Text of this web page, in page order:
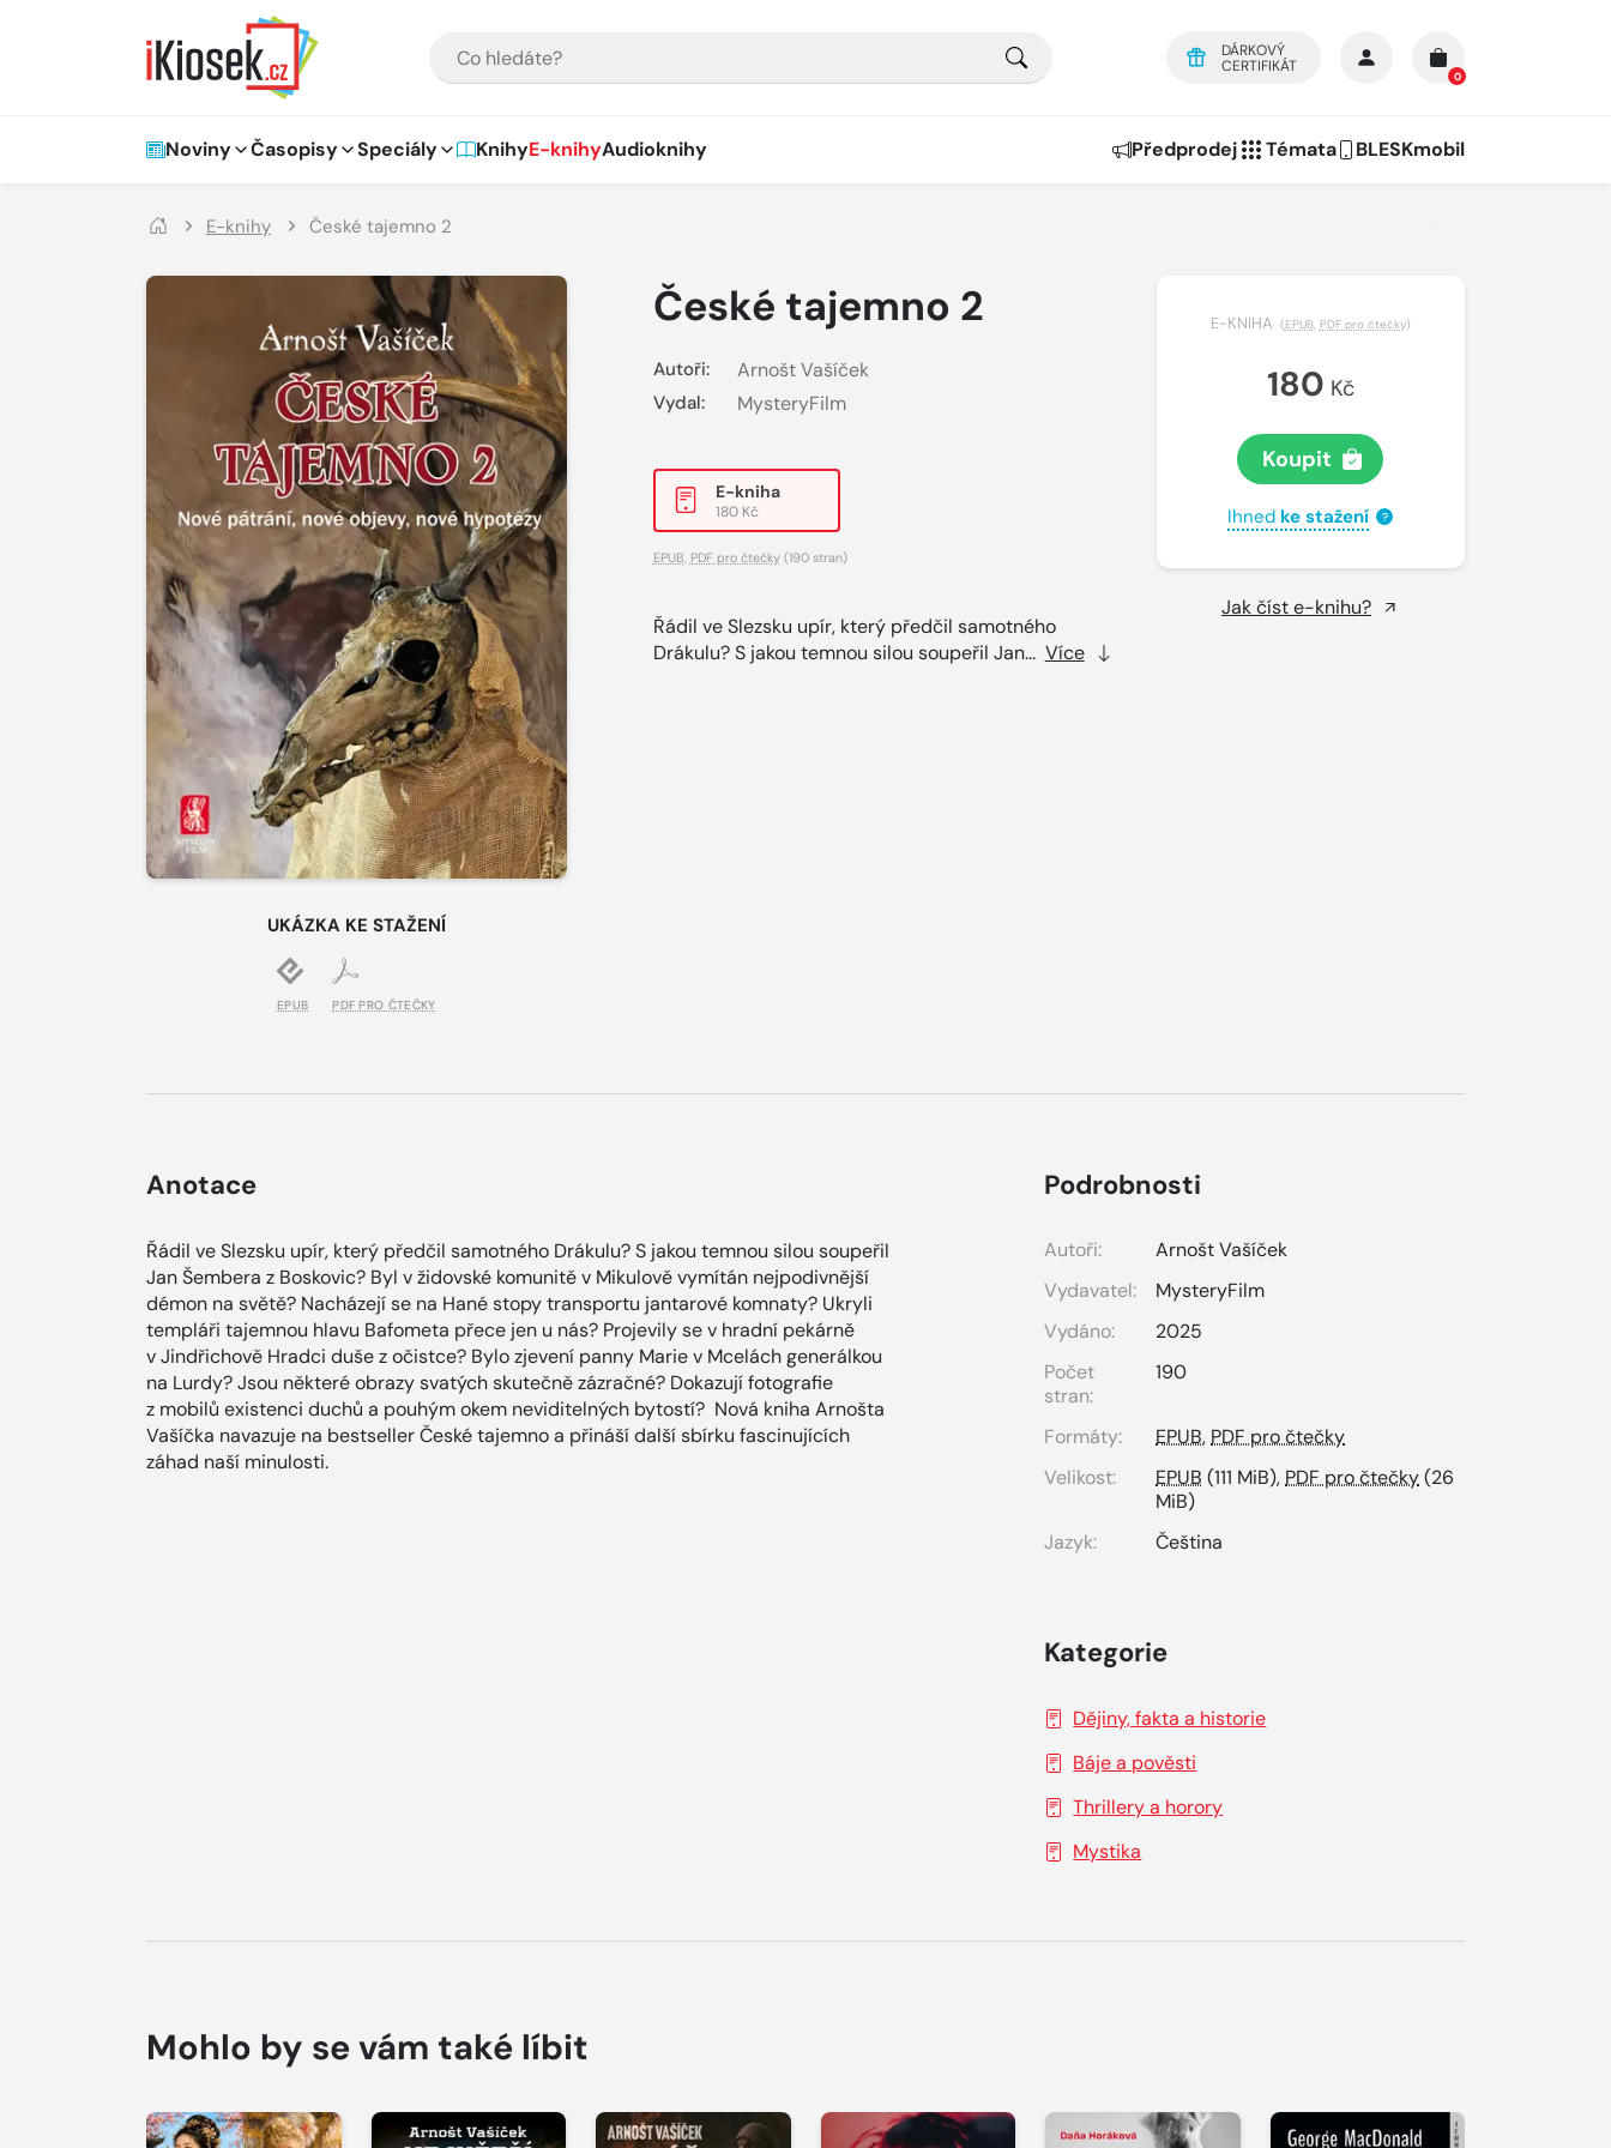
DÁRKOVÝ
CERTIFIKÁT
0
Hlavní navigace
Noviny Časopisy Speciály KnihyE-knihyAudioknihy Předprodej Témata BLESKmobil
E-knihy České tajemno 2
UKÁZKA KE STAŽENÍ
EPUB PDF PRO ČTEČKY
České tajemno 2
Autoři: Arnošt Vašíček
Vydal: MysteryFilm
E-kniha
180 Kč
EPUB PDF pro čtečky(190 stran)
Řádil ve Slezsku upír, který předčil samotného
Drákulu? S jakou temnou silou soupeřil Jan... Více
E-KNIHA (EPUB, PDF pro čtečky)
180 Kč
Koupit
Ihned ke stažení ?
Jak číst e-knihu?
Anotace
Řádil ve Slezsku upír, který předčil samotného Drákulu? S jakou temnou silou soupeřil
Jan Šembera z Boskovic? Byl v židovské komunitě v Mikulově vymítán nejpodivnější
démon na světě? Nacházejí se na Hané stopy transportu jantarové komnaty? Ukryli
templáři tajemnou hlavu Bafometa přece jen u nás? Projevily se v hradní pekárně
v Jindřichově Hradci duše z očistce? Bylo zjevení panny Marie v Mcelách generálkou
na Lurdy? Jsou některé obrazy svatých skutečně zázračné? Dokazují fotografie
z mobilů existenci duchů a pouhým okem neviditelných bytostí? Nová kniha Arnošta
Vašíčka navazuje na bestseller České tajemno a přináší další sbírku fascinujících
záhad naší minulosti.
Podrobnosti
Autoři:
Arnošt Vašíček
Vydavatel:
MysteryFilm
Vydáno:
2025
Počet
stran:
190
Formáty: EPUB, PDF pro čtečky
Velikost:
EPUB (111 MiB), PDF pro čtečky(26
MiB)
Jazyk:
Čeština
Kategorie
Dějiny, fakta a historie
Báje a pověsti
Thrillery a horory
Mystika
Mohlo by se vám také líbit